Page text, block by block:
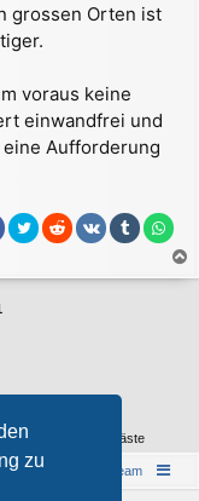
zu
grossen Orten ist
voraus keine
einwandfrei und
Aufforderung
a
2.1 [Bot] und 0 Gäste
Das Team